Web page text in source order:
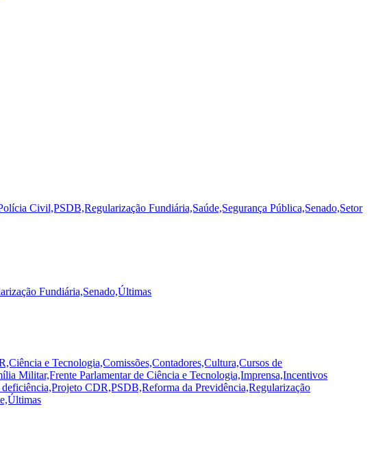
Civil,PSDB,Regularização Fundiária,Saúde,Segurança Pública,Senado,Setor
Fundiária,Senado,Últimas
e Tecnologia,Comissões,Contadores,Cultura,Cursos de
Militar,Frente Parlamentar de Ciência e Tecnologia,Imprensa,Incentivos
CDR,PSDB,Reforma da Previdência,Regularização